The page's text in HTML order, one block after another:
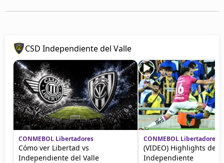
CSD Independiente del Valle
CONMEBOL Libertadores
Cómo ver Libertad vs
Independiente del Valle
CONMEBOL Libertadores
(VIDEO) Highlights de
Independiente